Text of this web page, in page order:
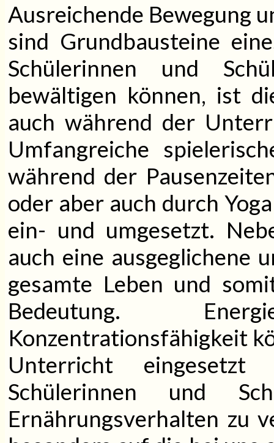
Ausreichende Bewegung
sind Grundbausteine
Schülerinnen und
bewältigen können, ist
auch während der
Umfangreiche
während der
oder aber auch durch
ein- und umgesetzt.
auch eine ausgeglichene
gesamte Leben und
Bedeutung.
Konzentrationsfähigkeit
Unterricht
Schülerinnen und
Ernährungsverhalten zu